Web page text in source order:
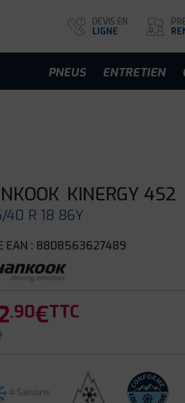
DEVIS EN
LIGNE
PNEUS ENTRETIEN
KINERGY 4S2
40 R 18 86Y
EAN : 8808563627489
.90€TTC
4 Saisons